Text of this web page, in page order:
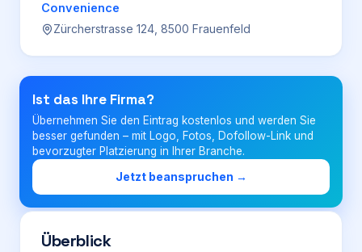
Für Firmen
Login
Firma eintragen
Convenience
Zürcherstrasse 124, 8500 Frauenfeld
Ist das Ihre Firma?
Übernehmen Sie den Eintrag kostenlos und werden Sie
besser gefunden – mit Logo, Fotos, Dofollow-Link und
bevorzugter Platzierung in Ihrer Branche.
Jetzt beanspruchen →
Überblick